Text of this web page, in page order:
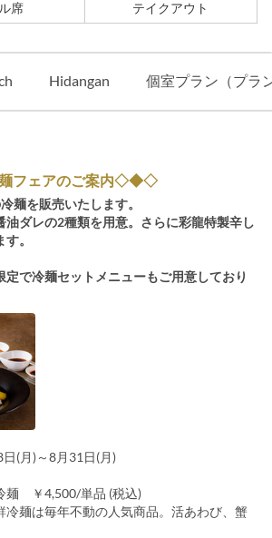
席
テイクアウト
Hidangan 個室プラン（プラ
フェアのご案内◇◆◇
麺を販売いたします。
油ダレの2種類を用意。さらに彩龍特製辛し
。
定で冷麺セットメニューもご用意しており
(月)～8月31日(月)
麺 ￥4,500/単品 (税込)
麺は毎年不動の人気商品。活あわび、蟹